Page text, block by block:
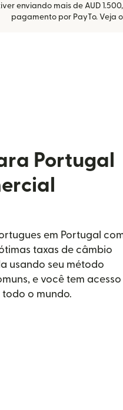
enviando mais de AUD
pagamento por PayTo. Veja
Portugal
em Portugal
taxas de câmbio
usando seu método
e você tem acesso
o mundo.